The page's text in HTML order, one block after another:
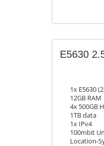
E5630
1x E5630
12GB RAM
4x 500GB
1TB data
1x IPv4
100mbit
Location-